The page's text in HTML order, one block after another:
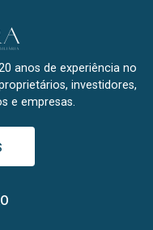
anos de experiência no
investidores,
e empresas.